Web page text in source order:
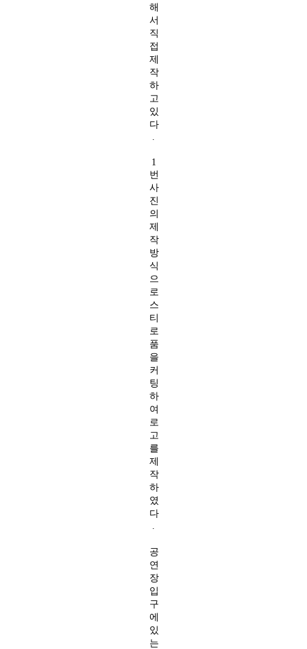
해
서
직
접
제
작
하
고
있
다
1
번
사
진
의
제
작
방
식
으
로
스
티
로
품
을
커
팅
하
여
로
고
를
제
작
하
였
다
공
연
장
입
구
에
있
는